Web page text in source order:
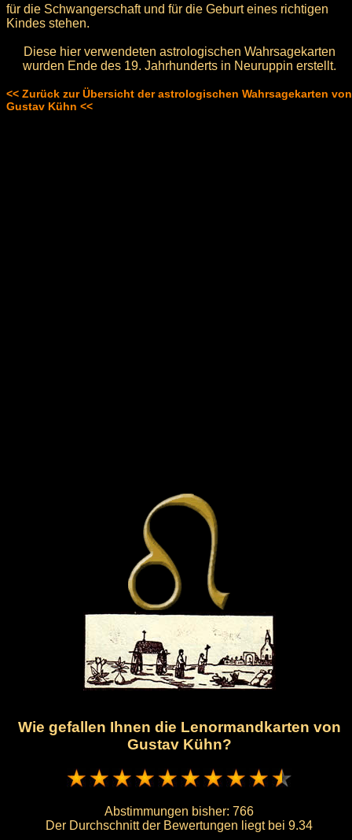
für die Schwangerschaft und für die Geburt eines richtigen
Kindes stehen.
Diese hier verwendeten astrologischen Wahrsagekarten
wurden Ende des 19. Jahrhunderts in Neuruppin erstellt.
<< Zurück zur Übersicht der astrologischen Wahrsagekarten von
Gustav Kühn <<
Wie gefallen Ihnen die Lenormandkarten von
Gustav Kühn?
Abstimmungen bisher: 766
Der Durchschnitt der Bewertungen liegt bei 9.34